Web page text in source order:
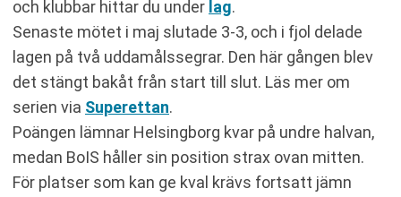
och klubbar hittar du under lag.
Senaste mötet i maj slutade 3-3, och i fjol delade
lagen på två uddamålssegrar. Den här gången blev
det stängt bakåt från start till slut. Läs mer om
serien via Superettan.
Poängen lämnar Helsingborg kvar på undre halvan,
medan BoIS håller sin position strax ovan mitten.
För platser som kan ge kval krävs fortsatt jämn